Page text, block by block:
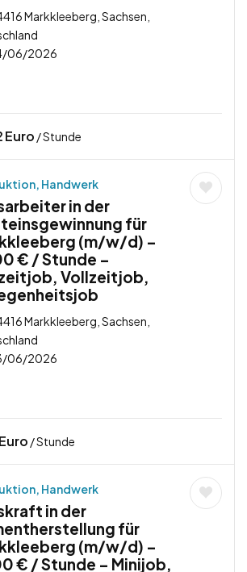
Markkleeberg, Sachsen,
06/2026
Euro / Stunde
Handwerk
in der
für
(m/w/d) –
€ / Stunde –
Vollzeitjob,
Markkleeberg, Sachsen,
06/2026
Euro / Stunde
Handwerk
in der
für
(m/w/d) –
€ / Stunde – Minijob,